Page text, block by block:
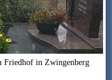
Friedhof in Zwingenberg